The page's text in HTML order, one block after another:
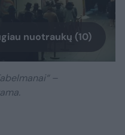
nuotraukų (10)
–